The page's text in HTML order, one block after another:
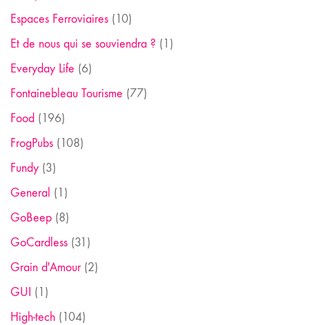
Espaces Ferroviaires (10)
Et de nous qui se souviendra ? (1)
Everyday Life (6)
Fontainebleau Tourisme (77)
Food (196)
FrogPubs (108)
Fundy (3)
General (1)
GoBeep (8)
GoCardless (31)
Grain d'Amour(2)
GUI (1)
High-tech (104)